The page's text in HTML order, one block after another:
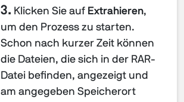
3. Klicken Sie auf Extrahieren,
um den Prozess zu starten.
Schon nach kurzer Zeit können
die Dateien, die sich in der RAR-
Datei befinden, angezeigt und
am angegeben Speicherort